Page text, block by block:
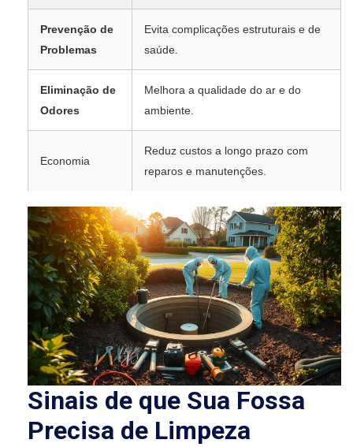
Prevenção de
Problemas
Evita complicações estruturais e de
saúde.
Eliminação de
Odores
Melhora a qualidade do ar e do
ambiente.
Economia
Reduz custos a longo prazo com
reparos e manutenções.
Sinais de que Sua Fossa
Precisa de Limpeza